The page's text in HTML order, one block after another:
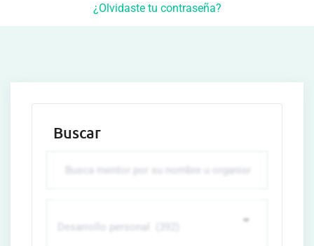
¿Olvidaste tu contraseña?
Buscar